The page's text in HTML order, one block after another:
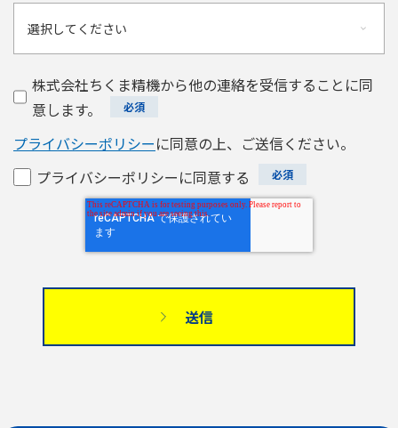
株式会社ちくま精機から他の連絡を受信することに同
意します。
プライバシーポリシーに同意の上、ご送信ください。
プライバシーポリシーに同意する